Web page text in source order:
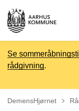
Se
rådgivning.
DemensHjørnet